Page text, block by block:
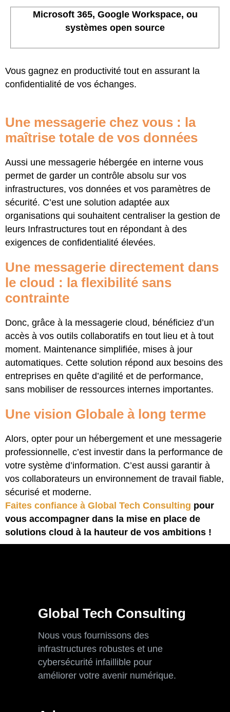
Microsoft 365, Google Workspace, ou
systèmes open source
Vous gagnez en productivité tout en assurant la
confidentialité de vos échanges.
Une messagerie chez vous : la
maîtrise totale de vos données
Aussi une messagerie hébergée en interne vous
permet de garder un contrôle absolu sur vos
infrastructures, vos données et vos paramètres de
sécurité. C’est une solution adaptée aux
organisations qui souhaitent centraliser la gestion de
leurs Infrastructures tout en répondant à des
exigences de confidentialité élevées.
Une messagerie directement dans
le cloud : la flexibilité sans
contrainte
Donc, grâce à la messagerie cloud, bénéficiez d’un
accès à vos outils collaboratifs en tout lieu et à tout
moment. Maintenance simplifiée, mises à jour
automatiques. Cette solution répond aux besoins des
entreprises en quête d’agilité et de performance,
sans mobiliser de ressources internes importantes.
Une vision Globale à long terme
Alors, opter pour un hébergement et une messagerie
professionnelle, c’est investir dans la performance de
votre système d’information. C’est aussi garantir à
vos collaborateurs un environnement de travail fiable,
sécurisé et moderne.
Faites confiance à Global Tech Consulting pour
vous accompagner dans la mise en place de
solutions cloud à la hauteur de vos ambitions !
Global Tech Consulting
Nous vous fournissons des
infrastructures robustes et une
cybersécurité infaillible pour
améliorer votre avenir numérique.